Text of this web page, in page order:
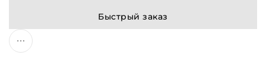
Быстрый заказ